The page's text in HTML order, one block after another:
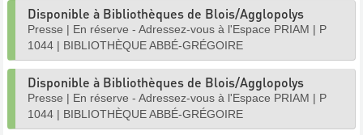
Disponible à Bibliothèques de Blois/Agglopolys
Presse | En réserve - Adressez-vous à l'Espace PRIAM | P
1044 | BIBLIOTHÈQUE ABBÉ-GRÉGOIRE
Disponible à Bibliothèques de Blois/Agglopolys
Presse | En réserve - Adressez-vous à l'Espace PRIAM | P
1044 | BIBLIOTHÈQUE ABBÉ-GRÉGOIRE